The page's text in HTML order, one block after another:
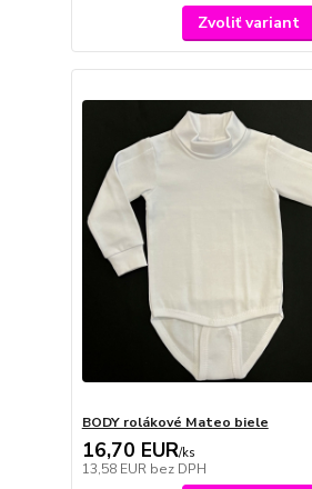
Zvoliť variant
BODY rolákové Mateo biele
16,70 EUR/ks
13,58 EUR bez DPH